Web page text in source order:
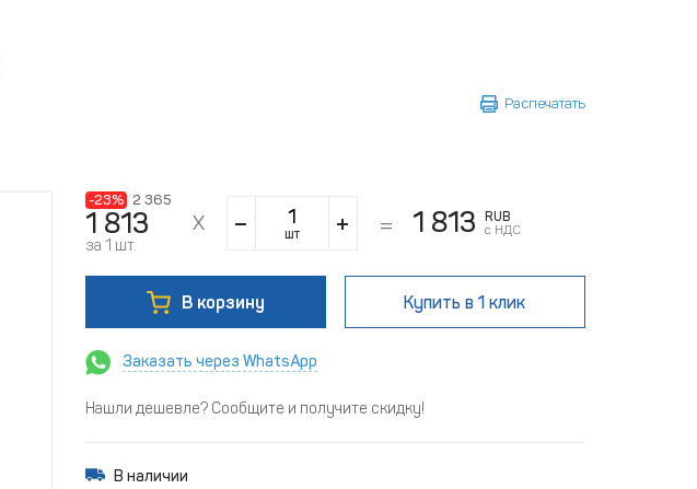
Распечатать
-23% 2 365
1 813
за 1 шт.
шт 1 813
RUB
с НДС
В корзину Купить в 1 клик
Заказать через WhatsApp
Нашли дешевле? Сообщите и получите скидку!
В наличии